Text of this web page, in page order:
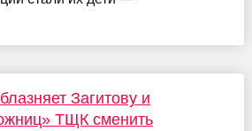
Загитову и
ТЩК сменить